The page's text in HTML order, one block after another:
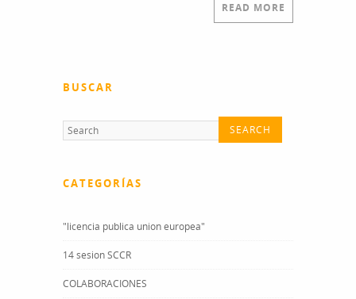
READ MORE
BUSCAR
CATEGORÍAS
"licencia publica union europea"
14 sesion SCCR
COLABORACIONES